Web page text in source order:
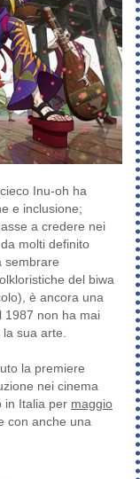
Inu-oh ha
e inclusione;
a credere nei
molti definito
sembrare
del biwa
è ancora una
1987 non ha mai
sua arte.
la premiere
nei cinema
in Italia per maggio
con anche una